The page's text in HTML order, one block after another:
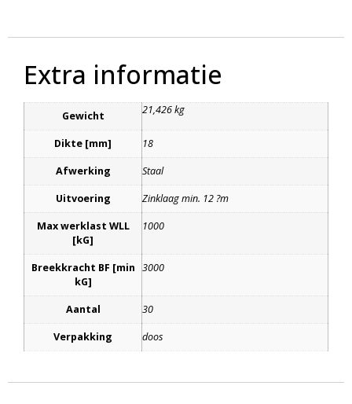
Extra informatie
Gewicht 21,426 kg
Dikte [mm] 18
Afwerking Staal
Uitvoering Zinklaag min. 12 ?m
Max werklast WLL
[kG]
1000
Breekkracht BF [min
kG]
3000
Aantal 30
Verpakking doos